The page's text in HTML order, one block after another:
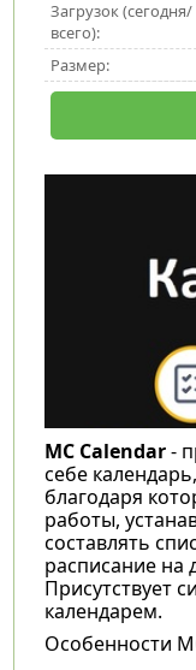
Загрузок (сегодня/
всего):
Размер:
MC Calendar-
себе
благодаря
работы,
составлять
расписание на
Присутствует
календарем.
Особенности